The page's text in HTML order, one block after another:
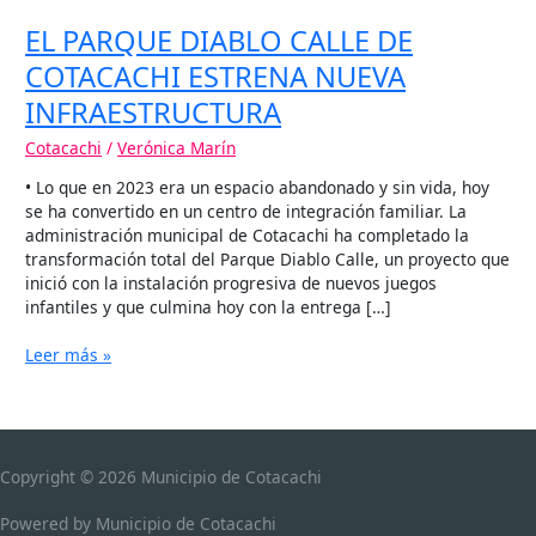
EL PARQUE DIABLO CALLE DE
COTACACHI ESTRENA NUEVA
INFRAESTRUCTURA
Cotacachi /Verónica Marín
• Lo que en 2023 era un espacio abandonado y sin vida, hoy
se ha convertido en un centro de integración familiar. La
administración municipal de Cotacachi ha completado la
transformación total del Parque Diablo Calle, un proyecto que
inició con la instalación progresiva de nuevos juegos
infantiles y que culmina hoy con la entrega […]
Leer más »
Copyright © 2026 Municipio de Cotacachi
Powered by Municipio de Cotacachi